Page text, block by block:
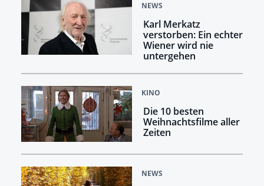
NEWS
Karl Merkatz
verstorben: Ein echter
Wiener wird nie
untergehen
KINO
Die 10 besten
Weihnachtsfilme aller
Zeiten
NEWS